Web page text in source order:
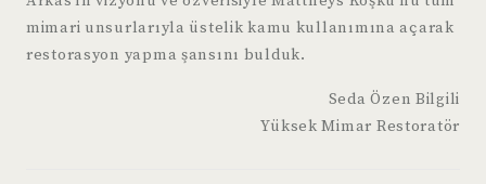
mimari unsurlarıyla üstelik kamu kullanımına açarak
restorasyon yapma şansını bulduk.
Seda Özen Bilgili
Yüksek Mimar Restoratör